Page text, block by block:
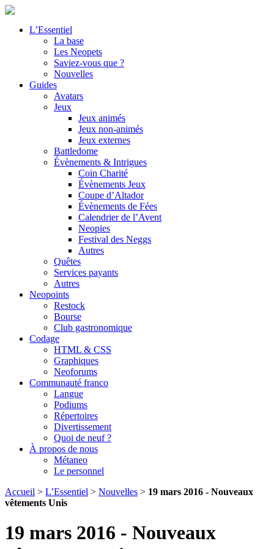
L’Essentiel
La base
Les Neopets
Saviez-vous que ?
Nouvelles
Guides
Avatars
Jeux
Jeux animés
Jeux non-animés
Jeux externes
Battledome
Évènements & Intrigues
Coin Charité
Évènements Jeux
Coupe d’Altador
Évènements de Fées
Calendrier de l’Avent
Neopies
Festival des Neggs
Autres
Quêtes
Services payants
Autres
Neopoints
Restock
Bourse
Club gastronomique
Codage
HTML & CSS
Graphiques
Neoforums
Communauté franco
Langue
Podiums
Répertoires
Divertissement
Quoi de neuf ?
À propos de nous
Métaneo
Le personnel
Accueil > L’Essentiel > Nouvelles > 19 mars 2016 - Nouveaux
vêtements Unis
19 mars 2016 - Nouveaux